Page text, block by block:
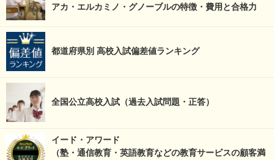
アカ・エルカミノ・グノーブルの特徴・費用と合格力
都道府県別 高校入試偏差値ランキング
全国公立高校入試（過去入試問題・正答）
イード・アワード
（塾・通信教育・英語教育などの教育サービスの顧客満